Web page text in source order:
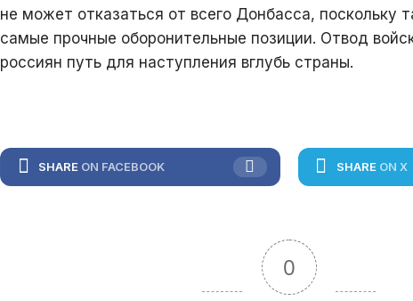
не может отказаться от всего Донбасса, поскольку
самые прочные оборонительные позиции. Отвод
россиян путь для наступления вглубь страны.
SHARE ON FACEBOOK SHARE ON X
0